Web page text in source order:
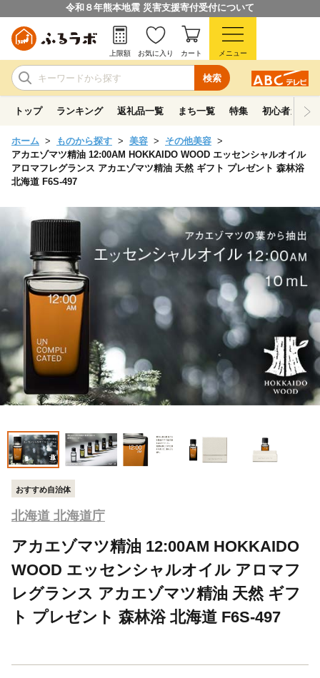
令和８年熊本地震 災害支援寄付受付について
検索
上限額 お気に入り カート メニュー
トップ ランキング 返礼品一覧 まち一覧 特集 初心者ガイド
ホーム ものから探す 美容
その他美容
アカエゾマツ精油 12:00AM HOKKAIDO WOOD エッセンシャルオイル
アロマフレグランス アカエゾマツ精油 天然 ギフト プレゼント 森林浴
北海道 F6S-497
おすすめ自治体
北海道 北海道庁
アカエゾマツ精油 12:00AM HOKKAIDO
WOOD エッセンシャルオイル アロマフ
レグランス アカエゾマツ精油 天然 ギフ
ト プレゼント 森林浴 北海道 F6S-497